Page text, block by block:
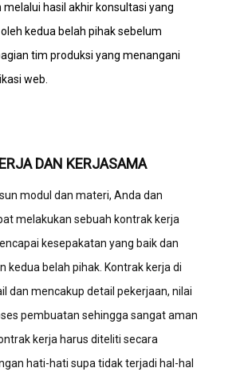
hasil akhir konsultasi yang
kedua belah pihak sebelum
tim produksi yang menangani
web.
DAN KERJASAMA
modul dan materi, Anda dan
melakukan sebuah kontrak kerja
kesepakatan yang baik dan
kedua belah pihak. Kontrak kerja di
dan mencakup detail pekerjaan, nilai
pembuatan sehingga sangat aman
kerja harus diteliti secara
hati-hati supa tidak terjadi hal-hal